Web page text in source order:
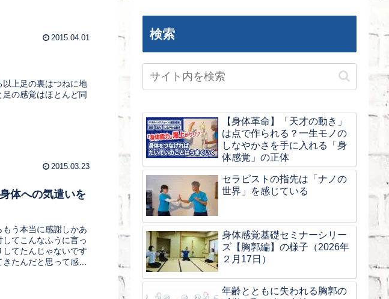
2015.04.01
上足の裏はつねに地
の感覚はほとんど同
2015.03.23
体への気遣いを
もう本当に感謝しかあ
てこんなふうに言っ
てたんじゃないです
たんだと思って感動
検索
【身体革命】「天才の動き」
は点で作られる？一生モノの
しなやかさを手に入れる「身
体感覚」の正体
セラピストの指先は「ナノの
世界」を感じている
身体感覚基礎セミナーシリー
ズ【胸郭編】の様子（2026年
２月17日）
年齢とともに失われる胸郭の